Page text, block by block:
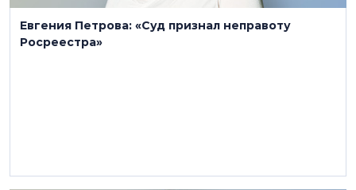
Евгения Петрова: «Суд признал неправоту
Росреестра»